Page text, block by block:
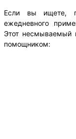
Если вы ищете,
ежедневного
Этот несмываемый
помощником: